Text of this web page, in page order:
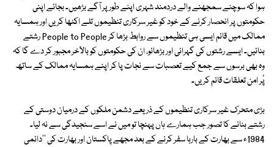
ہوا کہ سوچنے سمجھنے والے دردمند شہری اپنے طور پر آگے بڑھیں۔ بجائے اپنی
حکومتوں پر انحصار کرنے کے خود کو غیر سرکاری تنظیموں تلے اکٹھا کریں اور ہمسایہ
ممالک میں قائم ایسی ہی تنظیموں سے روابط بڑھا کر People to People رشتے
بنائیں۔ ایسے رشتوں کی گہرائی اور بڑھائو، ان کی حکومتوں کو بالآخر مجبور کر دے گا کہ
وہ بھی برسوں سے جمع کیے تعصبات سے نجات پا کر اپنے ہمسایہ ممالک کے ساتھ
پُر امن تعلقات قائم کریں۔
بڑی متحرک غیر سرکاری تنظیموں کے ذریعے دشمن ملکوں کے درمیان دوستی کے
رشتے بنانے کا تصور جب ہمارے ہاں پہنچا تو میں نے اسے سنجیدگی سے نہ لیا۔
1984ء سے بھارت کے بارہا سفر کرنے کے بعد مجھے پاکستان اور بھارت کی ''دائمی